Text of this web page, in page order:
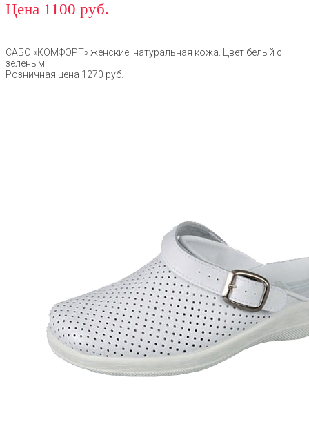
Цена 1100 руб.
САБО «КОМФОРТ» женские, натуральная кожа. Цвет белый с
зеленым
Розничная цена 1270 руб.